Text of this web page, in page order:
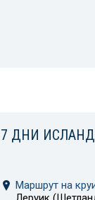
7 ДНИ
Маршрут на